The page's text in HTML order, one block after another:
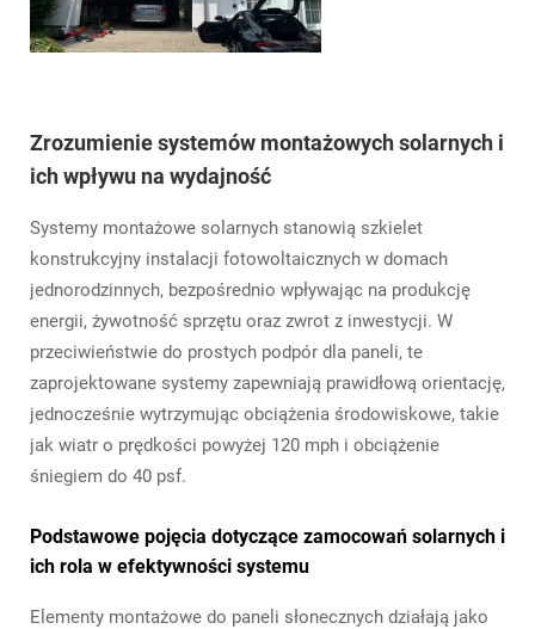
Zrozumienie systemów montażowych solarnych i
ich wpływu na wydajność
Systemy montażowe solarnych stanowią szkielet
konstrukcyjny instalacji fotowoltaicznych w domach
jednorodzinnych, bezpośrednio wpływając na produkcję
energii, żywotność sprzętu oraz zwrot z inwestycji. W
przeciwieństwie do prostych podpór dla paneli, te
zaprojektowane systemy zapewniają prawidłową orientację,
jednocześnie wytrzymując obciążenia środowiskowe, takie
jak wiatr o prędkości powyżej 120 mph i obciążenie
śniegiem do 40 psf.
Podstawowe pojęcia dotyczące zamocowań solarnych i
ich rola w efektywności systemu
Elementy montażowe do paneli słonecznych działają jako